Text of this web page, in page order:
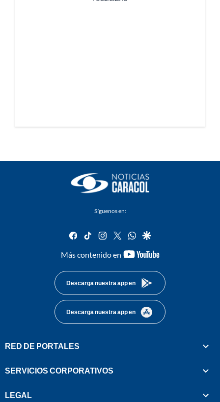
Síguenos en:
facebook
tiktok instagram
twitterwhatsapp
google
Más contenido en
youtube-
Descarga nuestra app en
Descarga nuestra app en
RED DE PORTALES
SERVICIOS CORPORATIVOS
LEGAL